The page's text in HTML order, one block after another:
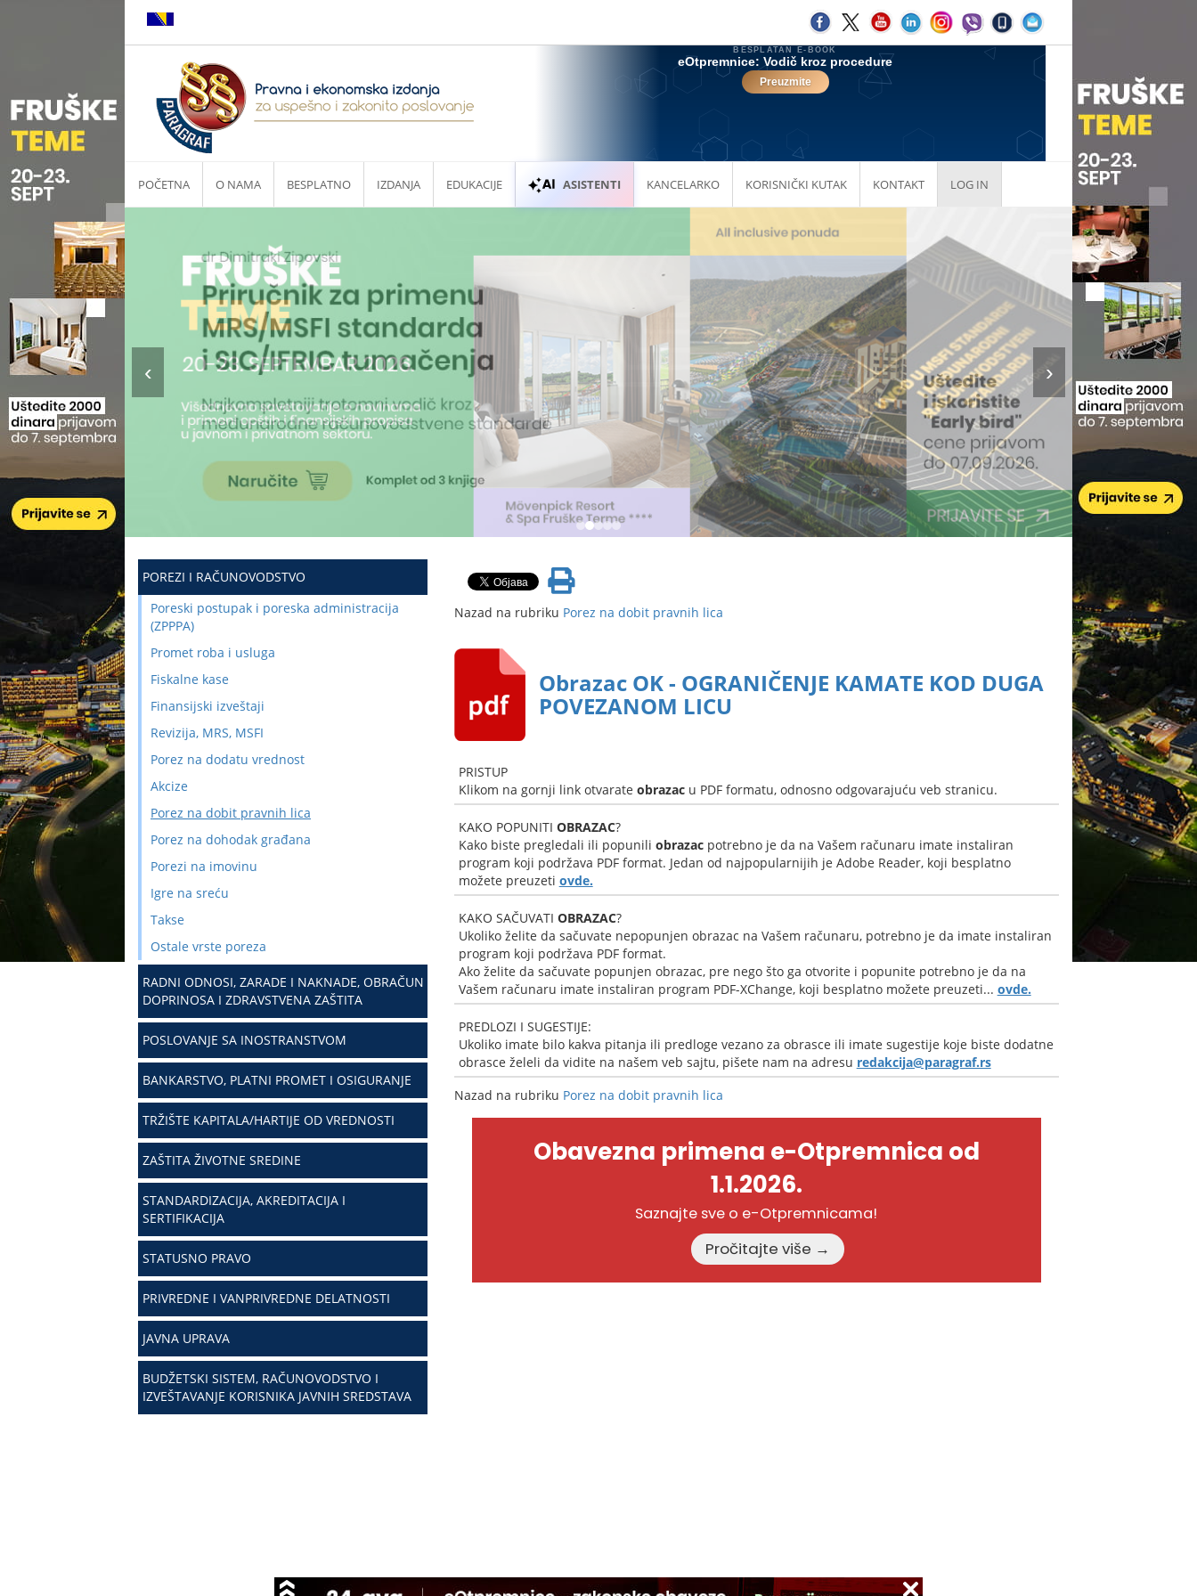
POČETNA O NAMA BESPLATNO IZDANJA EDUKACIJE ASISTENTI KANCELARKO KORISNIČKI KUTAK KONTAKT LOG IN
POREZI I RAČUNOVODSTVO
Poreski postupak i poreska administracija
(ZPPPA)
Promet roba i usluga
Fiskalne kase
Finansijski izveštaji
Revizija, MRS, MSFI
Porez na dodatu vrednost
Akcize
Porez na dobit pravnih lica
Porez na dohodak građana
Porezi na imovinu
Igre na sreću
Takse
Ostale vrste poreza
RADNI ODNOSI, ZARADE I NAKNADE, OBRAČUN
DOPRINOSA I ZDRAVSTVENA ZAŠTITA
POSLOVANJE SA INOSTRANSTVOM
BANKARSTVO, PLATNI PROMET I OSIGURANJE
TRŽIŠTE KAPITALA/HARTIJE OD VREDNOSTI
ZAŠTITA ŽIVOTNE SREDINE
STANDARDIZACIJA, AKREDITACIJA I
SERTIFIKACIJA
STATUSNO PRAVO
PRIVREDNE I VANPRIVREDNE DELATNOSTI
JAVNA UPRAVA
BUDŽETSKI SISTEM, RAČUNOVODSTVO I
IZVEŠTAVANJE KORISNIKA JAVNIH SREDSTAVA
Nazad na rubriku Porez na dobit pravnih lica
Obrazac OK - OGRANIČENJE KAMATE KOD DUGA
POVEZANOM LICU
PRISTUP
Klikom na gornji link otvarate obrazacu PDF formatu, odnosno odgovarajuću veb stranicu.
KAKO POPUNITI OBRAZAC?
Kako biste pregledali ili popunili obrazacpotrebno je da na Vašem računaru imate instaliran
program koji podržava PDF format. Jedan od najpopularnijih je Adobe Reader, koji besplatno
možete preuzeti ovde.
KAKO SAČUVATI OBRAZAC?
Ukoliko želite da sačuvate nepopunjen obrazac na Vašem računaru, potrebno je da imate instaliran
program koji podržava PDF format.
Ako želite da sačuvate popunjen obrazac, pre nego što ga otvorite i popunite potrebno je da na
Vašem računaru imate instaliran program PDF-XChange, koji besplatno možete preuzeti... ovde.
PREDLOZI I SUGESTIJE:
Ukoliko imate bilo kakva pitanja ili predloge vezano za obrasce ili imate sugestije koje biste dodatne
obrasce želeli da vidite na našem veb sajtu, pišete nam na adresu redakcija@paragraf.rs
Nazad na rubriku Porez na dobit pravnih lica
Obavezna primena e-Otpremnica od
1.1.2026.
Saznajte sve o e-Otpremnicama!
Pročitajte više →